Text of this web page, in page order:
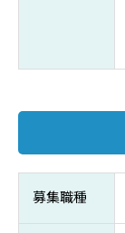
募集職種